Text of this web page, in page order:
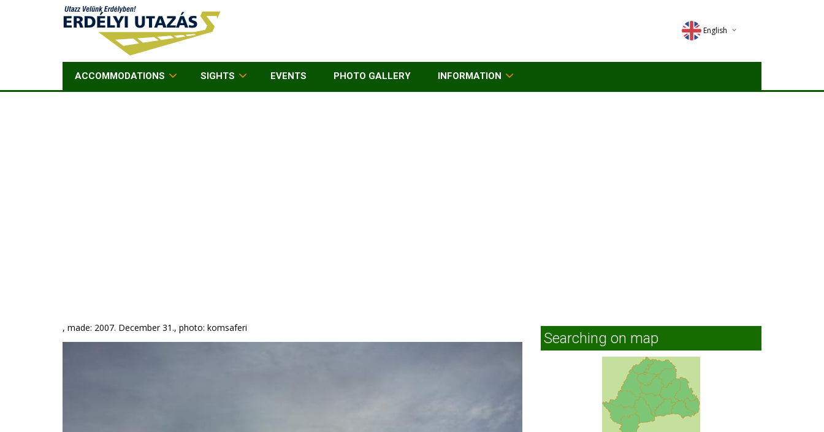
English
Deutsch
ACCOMMODATIONS SIGHTS EVENTS PHOTO GALLERY INFORMATION
, made: 2007. December 31., photo: komsaferi
Searching on map